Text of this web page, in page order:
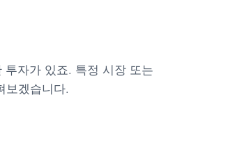
투자가 있죠. 특정 시장 또는
보겠습니다.